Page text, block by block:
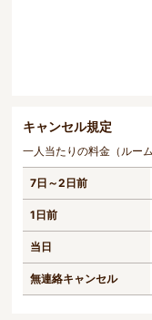
キャンセル規定
一人当たりの料金（ルー
7日～2日前
1日前
当日
無連絡キャンセル